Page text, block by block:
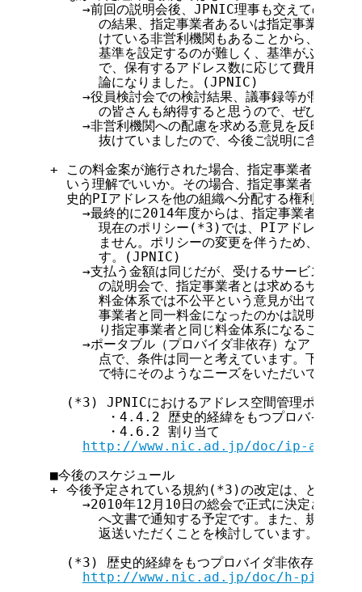
→前回の説明会後、JPNIC理事も交えての役員
の結果、指定事業者あるいは指定事業者から
けている非営利機関もあることから、何を以
基準を設定するのが難しく、基準がぶれると
で、保有するアドレス数に応じて費用を負担
        論になりました。(JPNIC)
→役員検討会での検討結果、議事録等が開示さ
の皆さんも納得すると思うので、ぜひ公開を
→非営利機関への配慮を求める意見を反映しな
抜けていましたので、今後ご説明に含める
+ この料金案が施行された場合、指定事業者とまっ
いう理解でいいか。その場合、指定事業者と同様
史的PIアドレスを他の組織へ分配する権利が与え
→最終的に2014年度からは、指定事業者と同じ
現在のポリシー(*3)では、PIアドレスの下
ません。ポリシーの変更を伴うため、すぐに
        す。(JPNIC)
→支払う金額は同じだが、受けるサービスが異
の説明会で、指定事業者とは求めるサービス
料金体系では不公平という意見が出ていたが
事業者と同一料金になったのかは説明して
り指定事業者と同じ料金体系になることは、
→ポータブル（プロバイダ非依存）なアドレス
点で、条件は同一と考えています。下位への
で特にそのようなニーズをいただいていま
(*3) JPNICにおけるアドレス空間管理ポリシ
・4.4.2 歴史的経緯をもつプロバイダ非依
         ・4.6.2 割り当て
http://www.nic.ad.jp/doc/ip-addr-
  ■今後のスケジュール
+ 今後予定されている規約(*3)の改定は、どのよう
→2010年12月10日の総会で正式に決定された後
へ文書で通知する予定です。また、規約の改
返送いただくことを検討しています。
(*3) 歴史的経緯をもつプロバイダ非依存アドレ
http://www.nic.ad.jp/doc/h-pi-